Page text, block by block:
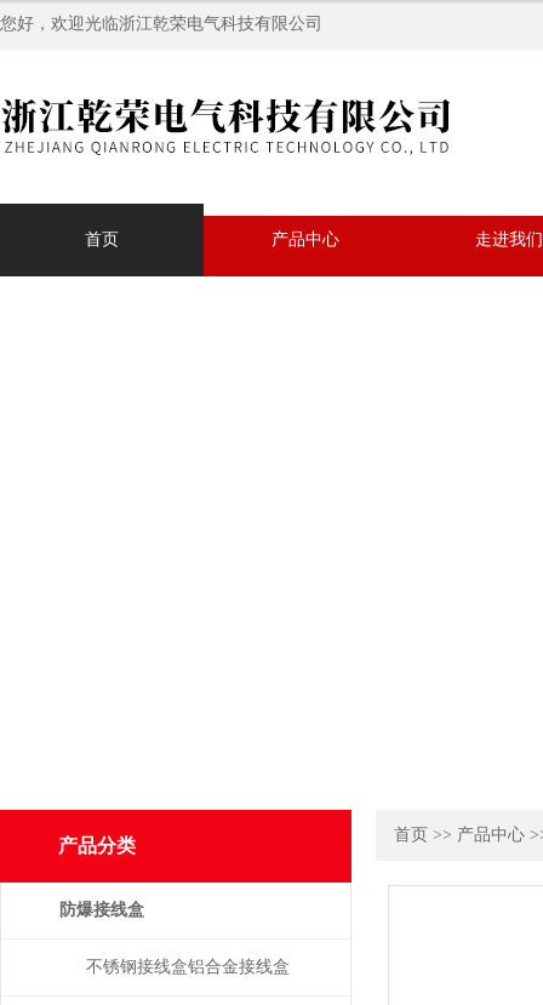
您好，欢迎光临浙江乾荣电气科技有限公司
首页 产品中心 走进我们
首页 >> 产品中心
产品分类
防爆接线盒
不锈钢接线盒铝合金接线盒